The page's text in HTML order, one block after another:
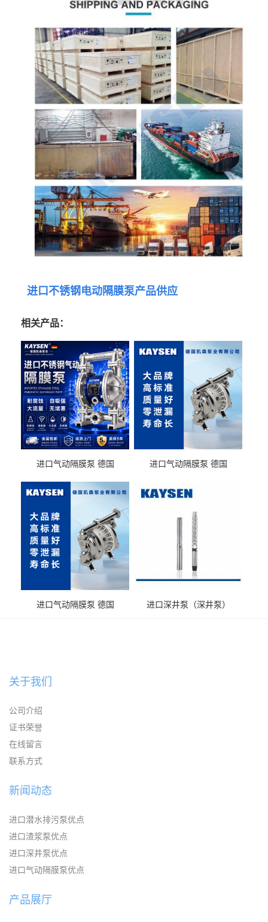
进口不锈钢电动隔膜泵产品供应
相关产品：
进口气动隔膜泵 德国
送气动泵
进口气动隔膜泵 德国
输送
进口气动隔膜泵 德国
进口深井泵（深井泵）
关于我们
公司介绍
证书荣誉
在线留言
联系方式
新闻动态
进口潜水排污泵优点
进口渣浆泵优点
进口深井泵优点
进口气动隔膜泵优点
产品展厅